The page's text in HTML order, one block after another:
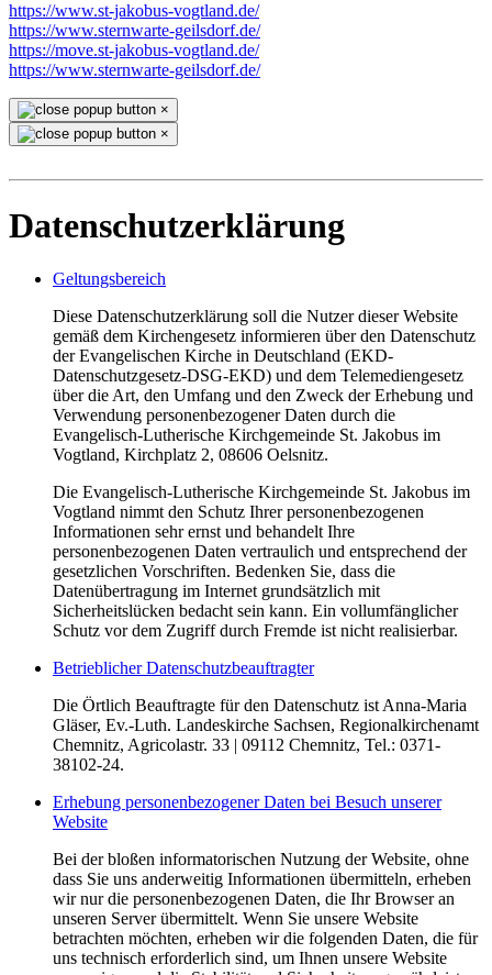
https://www.st-jakobus-vogtland.de/
https://www.sternwarte-geilsdorf.de/
https://move.st-jakobus-vogtland.de/
https://www.sternwarte-geilsdorf.de/
×
×
Datenschutzerklärung
Geltungsbereich
Diese Datenschutzerklärung soll die Nutzer dieser Website
gemäß dem Kirchengesetz informieren über den Datenschutz
der Evangelischen Kirche in Deutschland (EKD-
Datenschutzgesetz-DSG-EKD) und dem Telemediengesetz
über die Art, den Umfang und den Zweck der Erhebung und
Verwendung personenbezogener Daten durch die
Evangelisch-Lutherische Kirchgemeinde St. Jakobus im
Vogtland, Kirchplatz 2, 08606 Oelsnitz.
Die Evangelisch-Lutherische Kirchgemeinde St. Jakobus im
Vogtland nimmt den Schutz Ihrer personenbezogenen
Informationen sehr ernst und behandelt Ihre
personenbezogenen Daten vertraulich und entsprechend der
gesetzlichen Vorschriften. Bedenken Sie, dass die
Datenübertragung im Internet grundsätzlich mit
Sicherheitslücken bedacht sein kann. Ein vollumfänglicher
Schutz vor dem Zugriff durch Fremde ist nicht realisierbar.
Betrieblicher Datenschutzbeauftragter
Die Örtlich Beauftragte für den Datenschutz ist Anna-Maria
Gläser, Ev.-Luth. Landeskirche Sachsen, Regionalkirchenamt
Chemnitz, Agricolastr. 33 | 09112 Chemnitz, Tel.: 0371-
38102-24.
Erhebung personenbezogener Daten bei Besuch unserer
Website
Bei der bloßen informatorischen Nutzung der Website, ohne
dass Sie uns anderweitig Informationen übermitteln, erheben
wir nur die personenbezogenen Daten, die Ihr Browser an
unseren Server übermittelt. Wenn Sie unsere Website
betrachten möchten, erheben wir die folgenden Daten, die für
uns technisch erforderlich sind, um Ihnen unsere Website